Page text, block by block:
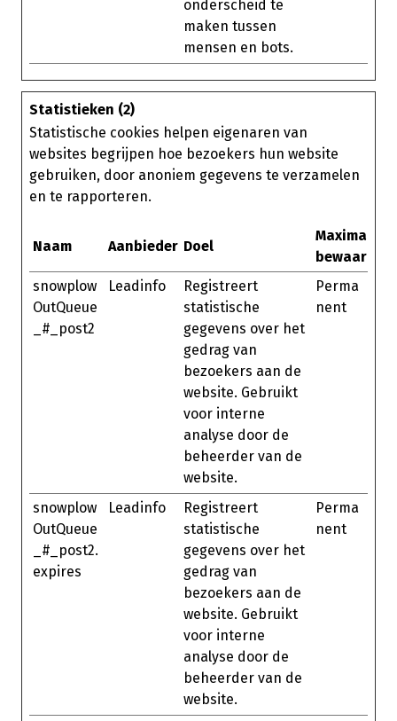
onderscheid te
maken tussen
mensen en bots.
Statistieken (2)
Statistische cookies helpen eigenaren van
websites begrijpen hoe bezoekers hun website
gebruiken, door anoniem gegevens te verzamelen
en te rapporteren.
Naam Aanbieder Doel
Maximale
snowplow
OutQueue
_#_post2
Leadinfo
Registreert
statistische
gegevens over het
gedrag van
bezoekers aan de
website. Gebruikt
voor interne
analyse door de
beheerder van de
website.
Perma
nent
snowplow
OutQueue
_#_post2.
expires
Leadinfo
Registreert
statistische
gegevens over het
gedrag van
bezoekers aan de
website. Gebruikt
voor interne
analyse door de
beheerder van de
website.
Perma
nent